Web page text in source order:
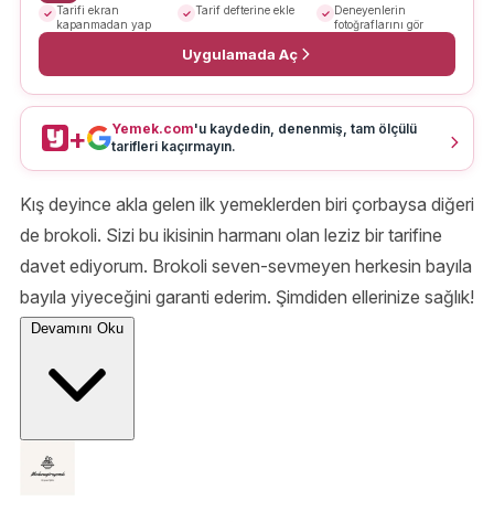
Tarifi ekran
kapanmadan yap
Tarif defterine ekle
Deneyenlerin
fotoğraflarını gör
Uygulamada Aç
+ Yemek.com'u kaydedin, denenmiş, tam ölçülü
tarifleri kaçırmayın.
Kış deyince akla gelen ilk yemeklerden biri çorbaysa diğeri
de brokoli. Sizi bu ikisinin harmanı olan leziz bir tarifine
davet ediyorum. Brokoli seven-sevmeyen herkesin bayıla
bayıla yiyeceğini garanti ederim. Şimdiden ellerinize sağlık!
Devamını Oku